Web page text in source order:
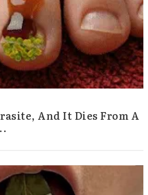
And It Dies From A